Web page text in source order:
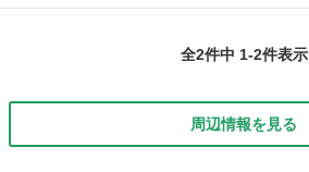
13日 ☆93,255km ☆ETC ☆ナビ ★コミコミ7万円♪♪ ☆現車確認大歓迎
全2件中 1-2件表示
周辺情報を見る